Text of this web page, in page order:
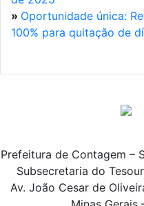
» Oportunidade única:
100% para quitação de
Prefeitura de Contagem –
Subsecretaria do
Av. João Cesar de